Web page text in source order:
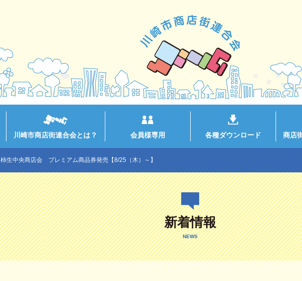
川崎市商店街連合会とは？ 会員様専用 各種ダウンロード 商店
柿生中央商店会 プレミアム商品券発売【8/25（木）～】
新着情報
NEWS